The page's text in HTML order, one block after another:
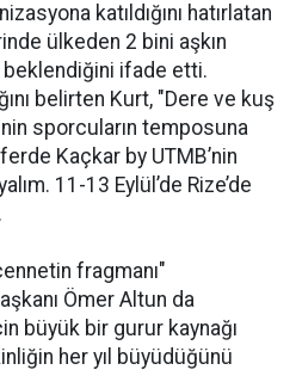
katıldığını hatırlatan
ülkeden 2 bini aşkın
beklendiğini ifade etti.
belirten Kurt, "Dere ve kuş
sporcuların temposuna
Kaçkar by UTMB’nin
11-13 Eylül’de Rize’de
fragmanı"
Ömer Altun da
büyük bir gurur kaynağı
her yıl büyüdüğünü